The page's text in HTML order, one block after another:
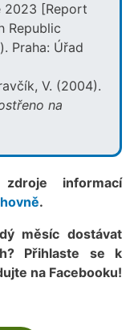
2023 [Report
Republic
Praha: Úřad
V. (2004).
na
informací
.
měsíc dostávat
Přihlaste se k
na Facebooku!